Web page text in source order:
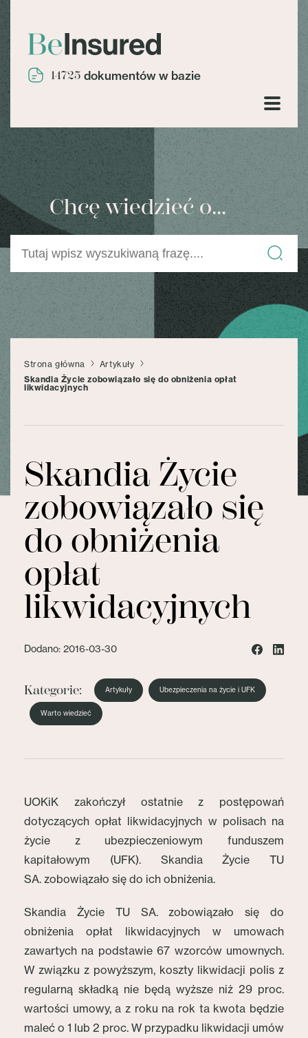
14725 dokumentów w bazie
Chcę wiedzieć o...
Strona główna
Artykuły
Skandia Życie zobowiązało się do obniżenia opłat
likwidacyjnych
Skandia Życie
zobowiązało się
do obniżenia
opłat
likwidacyjnych
Dodano: 2016-03-30
Kategorie: Artykuły Ubezpieczenia na życie i UFK
Warto wiedzieć
UOKiK zakończył ostatnie z postępowań
dotyczących opłat likwidacyjnych w polisach na
życie z ubezpieczeniowym funduszem
kapitałowym (UFK). Skandia Życie TU
SA. zobowiązało się do ich obniżenia.
Skandia Życie TU SA. zobowiązało się do
obniżenia opłat likwidacyjnych w umowach
zawartych na podstawie 67 wzorców umownych.
W związku z powyższym, koszty likwidacji polis z
regularną składką nie będą wyższe niż 29 proc.
wartości umowy, a z roku na rok ta kwota będzie
maleć o 1 lub 2 proc. W przypadku likwidacji umów